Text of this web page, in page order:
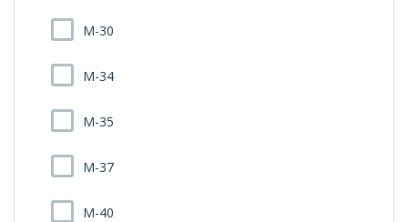
M-30
M-34
M-35
M-37
M-40